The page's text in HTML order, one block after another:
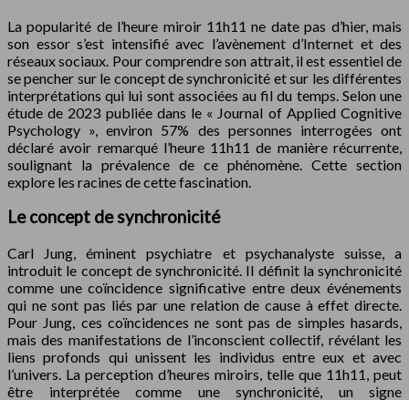
La popularité de l’heure miroir 11h11 ne date pas d’hier, mais
son essor s’est intensifié avec l’avènement d’Internet et des
réseaux sociaux. Pour comprendre son attrait, il est essentiel de
se pencher sur le concept de synchronicité et sur les différentes
interprétations qui lui sont associées au fil du temps. Selon une
étude de 2023 publiée dans le « Journal of Applied Cognitive
Psychology », environ 57% des personnes interrogées ont
déclaré avoir remarqué l’heure 11h11 de manière récurrente,
soulignant la prévalence de ce phénomène. Cette section
explore les racines de cette fascination.
Le concept de synchronicité
Carl Jung, éminent psychiatre et psychanalyste suisse, a
introduit le concept de synchronicité. Il définit la synchronicité
comme une coïncidence significative entre deux événements
qui ne sont pas liés par une relation de cause à effet directe.
Pour Jung, ces coïncidences ne sont pas de simples hasards,
mais des manifestations de l’inconscient collectif, révélant les
liens profonds qui unissent les individus entre eux et avec
l’univers. La perception d’heures miroirs, telle que 11h11, peut
être interprétée comme une synchronicité, un signe